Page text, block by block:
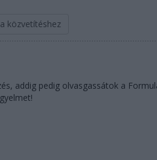
közvetítéshez
addig pedig olvasgassátok a